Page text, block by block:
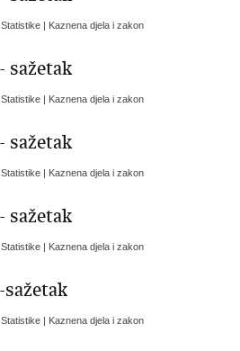
| Kaznena djela i zakon
sažetak
| Kaznena djela i zakon
sažetak
| Kaznena djela i zakon
sažetak
| Kaznena djela i zakon
| Kaznena djela i zakon